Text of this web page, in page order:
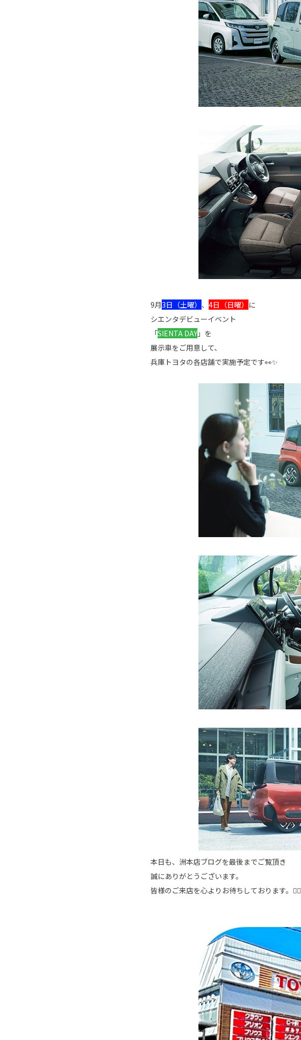
9月3日（土曜） 、 4日（日曜） に
シエンタデビューイベント
「SIENTA DAY 」を
展示車をご用意して、
兵庫トヨタの各店舗で実施予定です👀✨
本日も、洲本店ブログを最後までご覧頂き
誠にありがとうございます。
皆様のご来店を心よりお待ちしております。🙇‍♂️